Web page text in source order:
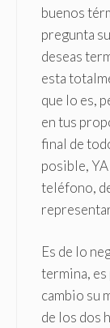
buenos
pregunta
deseas
esta
que lo es,
en tus
final de
posible,
teléfono,
Es de lo
termina, es
cambio su
de los dos